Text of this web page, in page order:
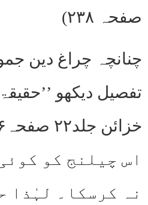
صفحہ ۲۳۸)
چنانچہ چراغ دین
تفصیل دیکھو
اس چیلنج کو
نہ کرسکا۔ لہٰذا